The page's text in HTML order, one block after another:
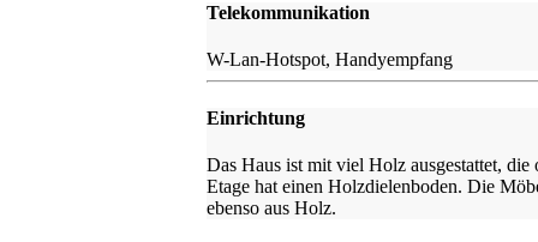
Telekommunikation
W-Lan-Hotspot, Handyempfang
Einrichtung
Das Haus ist mit viel Holz ausgestattet, die
Etage hat einen Holzdielenboden. Die
ebenso aus Holz.